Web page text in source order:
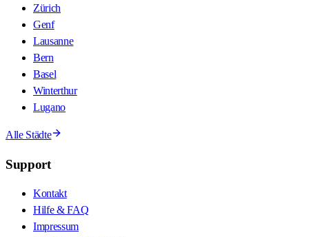
Zürich
Genf
Lausanne
Bern
Basel
Winterthur
Lugano
Alle Städte
Support
Kontakt
Hilfe & FAQ
Impressum